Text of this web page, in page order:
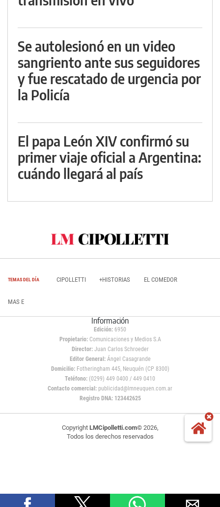
Se autolesionó en un video
sangriento ante sus seguidores
y fue rescatado de urgencia por
la Policía
El papa León XIV confirmó su
primer viaje oficial a Argentina:
cuándo llegará al país
TEMAS DEL DÍA CIPOLLETTI +HISTORIAS EL COMEDOR
MAS E
Información
Edición: 6950
Propietario:Comunicaciones y Medios S.A
Director: Juan Carlos Schroeder
Editor General:Ángel Casagrande
Domicilio:Fotheringham 445, Neuquén (CP 8300)
Teléfono: (0299) 449 0400 / 449 0410
Contacto comercial: publicidad@lmneuquen.com.ar
Registro DNA: 123442625
Copyright LMCipolletti.com© 2026,
Todos los derechos reservados